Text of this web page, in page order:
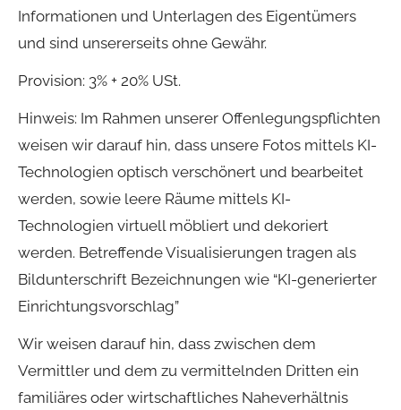
Informationen und Unterlagen des Eigentümers
und sind unsererseits ohne Gewähr.
Provision: 3% + 20% USt.
Hinweis: Im Rahmen unserer Offenlegungspflichten
weisen wir darauf hin, dass unsere Fotos mittels KI-
Technologien optisch verschönert und bearbeitet
werden, sowie leere Räume mittels KI-
Technologien virtuell möbliert und dekoriert
werden. Betreffende Visualisierungen tragen als
Bildunterschrift Bezeichnungen wie “KI-generierter
Einrichtungsvorschlag”
Wir weisen darauf hin, dass zwischen dem
Vermittler und dem zu vermittelnden Dritten ein
familiäres oder wirtschaftliches Naheverhältnis